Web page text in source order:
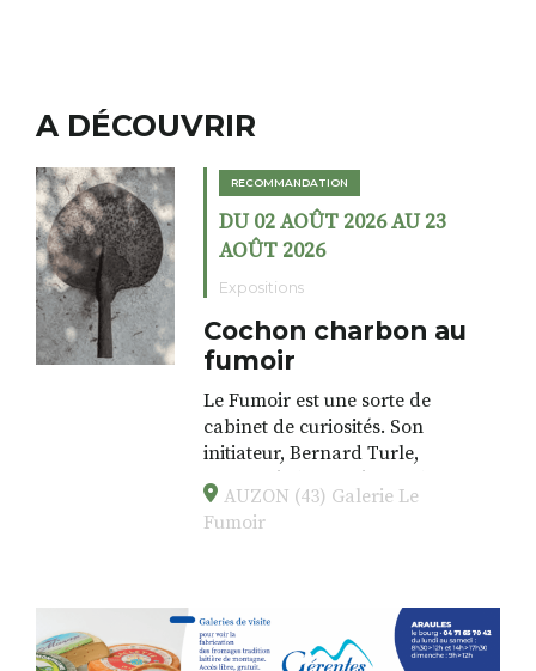
A DÉCOUVRIR
RECOMMANDATION
DU 02 AOÛT 2026 AU 23
AOÛT 2026
Expositions
Cochon charbon au
fumoir
Le Fumoir est une sorte de
cabinet de curiosités. Son
initiateur, Bernard Turle,
s’amuse à donner à voir des
associations fertiles, graves ou
drôles, parfois fumeuses. Des
foutraques du lieu (on ne spoile
pas). Quant à
l’installation.Cochon Charbon,
AUZON (43) Galerie Le
Fumoir